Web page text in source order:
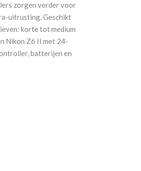
zorgen verder voor
uitrusting. Geschikt
korte tot medium
Nikon Z6 II met 24-
batterijen en